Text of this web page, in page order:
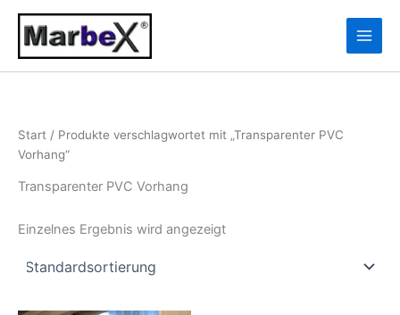
Zum
Inhalt
springen
Start / Produkte verschlagwortet mit „Transparenter PVC
Vorhang“
Transparenter PVC Vorhang
Einzelnes Ergebnis wird angezeigt